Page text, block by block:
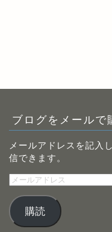
ブログをメールで
メールアドレスを記入
信できます。
メ
ル
ア
ド
購読